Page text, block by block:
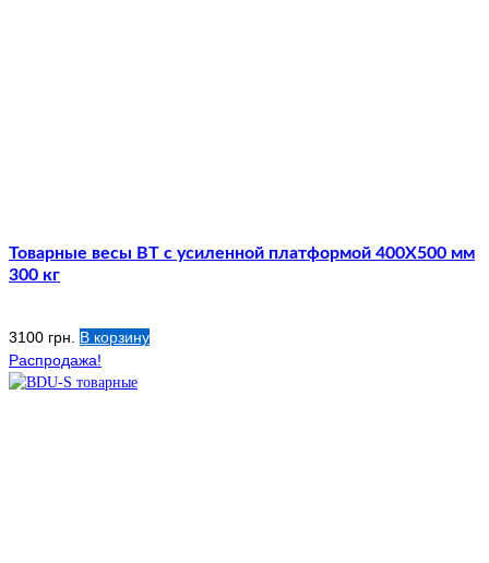
Товарные весы ВТ с усиленной платформой 400Х500 мм
300 кг
3100 грн.
В корзину
Распродажа!